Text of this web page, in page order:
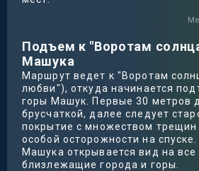
Подъем к "Воротам
Машука
Маршрут ведет к "Воротам
любви"), откуда начинается
горы Машук. Первые 30 метров
брусчаткой, далее следует
покрытие с множеством
особой осторожности на
Машука открывается вид на все
близлежащие города и горы.